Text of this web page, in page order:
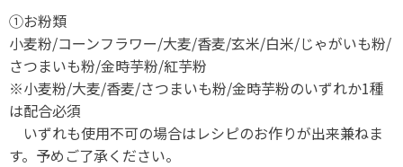
①お粉類
小麦粉/コーンフラワー/大麦/香麦/玄米/白米/じゃがいも粉/
さつまいも粉/金時芋粉/紅芋粉
※小麦粉/大麦/香麦/さつまいも粉/金時芋粉のいずれか1種
は配合必須
いずれも使用不可の場合はレシピのお作りが出来兼ねま
す。予めご了承ください。